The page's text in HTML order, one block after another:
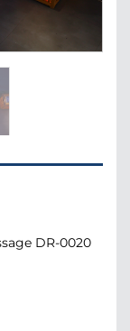
DR-0020